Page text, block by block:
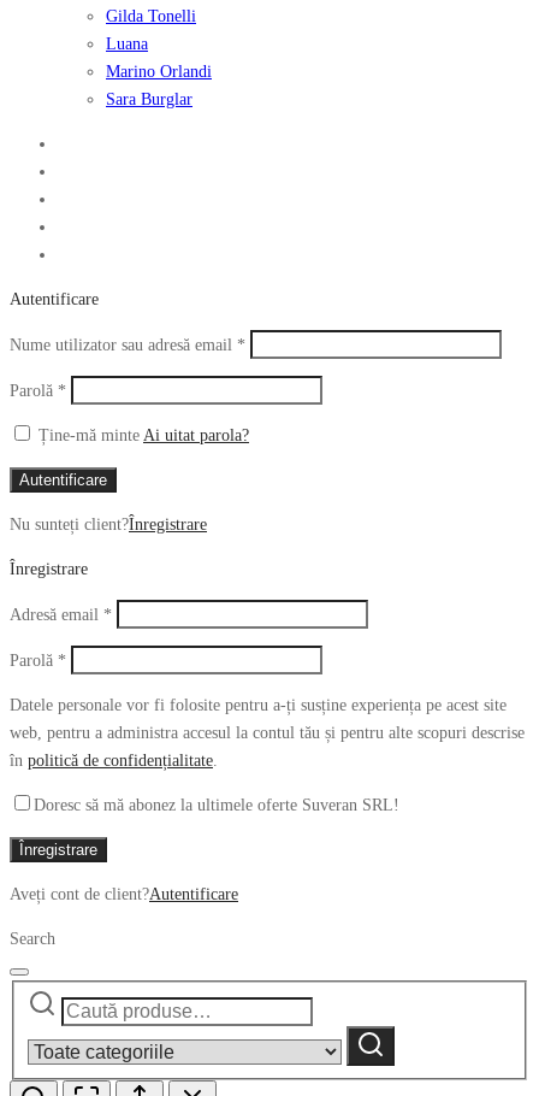
Gilda Tonelli
Luana
Marino Orlandi
Sara Burglar
Autentificare
Nume utilizator sau adresă email *
Parolă *
Ține-mă minte Ai uitat parola?
Autentificare
Nu sunteți client?Înregistrare
Înregistrare
Adresă email *
Parolă *
Datele personale vor fi folosite pentru a-ți susține experiența pe acest site
web, pentru a administra accesul la contul tău și pentru alte scopuri descrise
în politică de confidențialitate.
Doresc să mă abonez la ultimele oferte Suveran SRL!
Înregistrare
Aveți cont de client?Autentificare
Search
Caută
category:
Caută